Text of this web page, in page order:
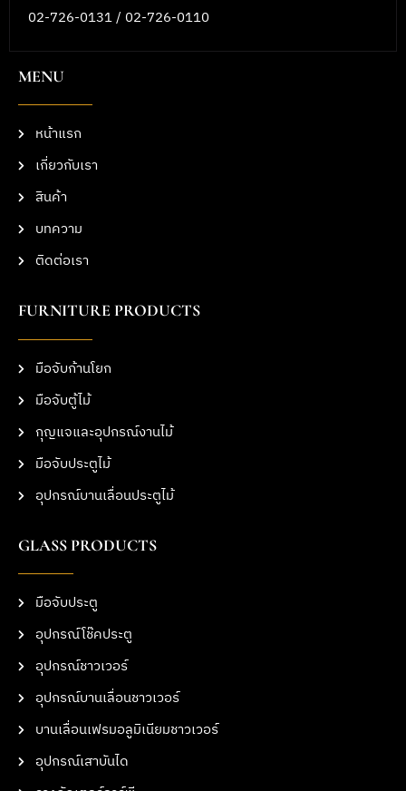
02-726-0131 / 02-726-0110
MENU
หน้าแรก
เกี่ยวกับเรา
สินค้า
บทความ
ติดต่อเรา
FURNITURE PRODUCTS
มือจับก้านโยก
มือจับตู้ไม้
กุญแจและอุปกรณ์งานไม้
มือจับประตูไม้
อุปกรณ์บานเลื่อนประตูไม้
GLASS PRODUCTS
มือจับประตู
อุปกรณ์โช๊คประตู
อุปกรณ์ชาวเวอร์
อุปกรณ์บานเลื่อนชาวเวอร์
บานเลื่อนเฟรมอลูมิเนียมชาวเวอร์
อุปกรณ์เสาบันได